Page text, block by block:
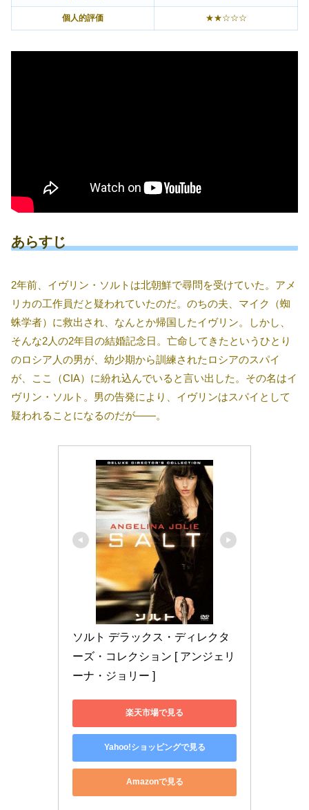
個人的評価 ★★☆☆☆
あらすじ
2年前、イヴリン・ソルトは北朝鮮で尋問を受けていた。アメ
リカの工作員だと疑われていたのだ。のちの夫、マイク（蜘
蛛学者）に救出され、なんとか帰国したイヴリン。しかし、
そんな2人の2年目の結婚記念日。亡命してきたというひとり
のロシア人の男が、幼少期から訓練されたロシアのスパイ
が、ここ（CIA）に紛れ込んでいると言い出した。その名はイ
ヴリン・ソルト。男の告発により、イヴリンはスパイとして
疑われることになるのだが――。
ソルト デラックス・ディレクタ
ーズ・コレクション [ アンジェリ
ーナ・ジョリー ]
楽天市場で見る
Yahoo!ショッピングで見る
Amazonで見る